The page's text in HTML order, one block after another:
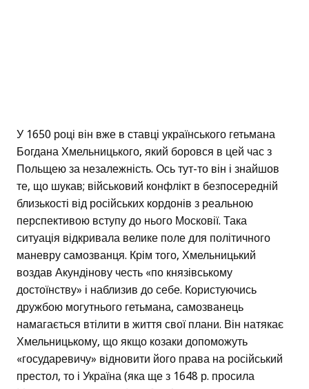
У 1650 році він вже в ставці українського гетьмана
Богдана Хмельницького, який боровся в цей час з
Польщею за незалежність. Ось тут-то він і знайшов
те, що шукав; військовий конфлікт в безпосередній
близькості від російських кордонів з реальною
перспективою вступу до нього Московії. Така
ситуація відкривала велике поле для політичного
маневру самозванця. Крім того, Хмельницький
воздав Акундінову честь «по князівському
достоїнству» і наблизив до себе. Користуючись
дружбою могутнього гетьмана, самозванець
намагається втілити в життя свої плани. Він натякає
Хмельницькому, що якщо козаки допоможуть
«государевичу» відновити його права на російський
престол, то і Україна (яка ще з 1648 р. просила